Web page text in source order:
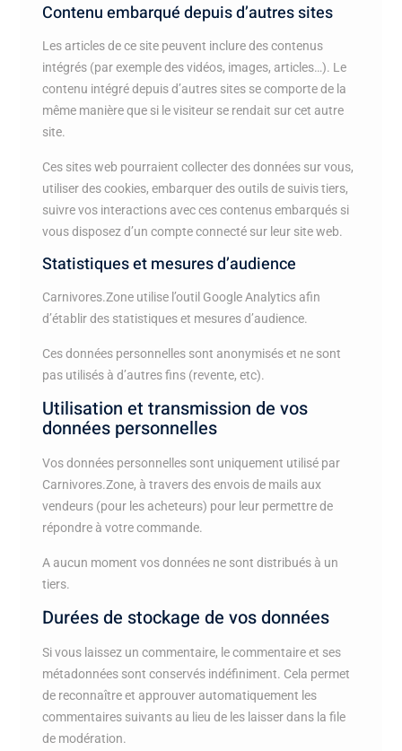
Contenu embarqué depuis d’autres sites
Les articles de ce site peuvent inclure des contenus
intégrés (par exemple des vidéos, images, articles…). Le
contenu intégré depuis d’autres sites se comporte de la
même manière que si le visiteur se rendait sur cet autre
site.
Ces sites web pourraient collecter des données sur vous,
utiliser des cookies, embarquer des outils de suivis tiers,
suivre vos interactions avec ces contenus embarqués si
vous disposez d’un compte connecté sur leur site web.
Statistiques et mesures d’audience
Carnivores.Zone utilise l’outil Google Analytics afin
d’établir des statistiques et mesures d’audience.
Ces données personnelles sont anonymisés et ne sont
pas utilisés à d’autres fins (revente, etc).
Utilisation et transmission de vos
données personnelles
Vos données personnelles sont uniquement utilisé par
Carnivores.Zone, à travers des envois de mails aux
vendeurs (pour les acheteurs) pour leur permettre de
répondre à votre commande.
A aucun moment vos données ne sont distribués à un
tiers.
Durées de stockage de vos données
Si vous laissez un commentaire, le commentaire et ses
métadonnées sont conservés indéfiniment. Cela permet
de reconnaître et approuver automatiquement les
commentaires suivants au lieu de les laisser dans la file
de modération.